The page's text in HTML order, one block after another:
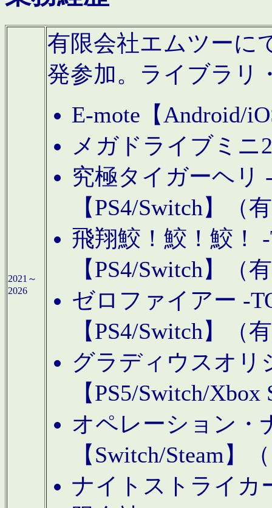
2021～
2026
有限会社エムツーに
発参加。ライブラリ
E-mote【Android/
メガドライブミニ
究極タイガーヘリ
【PS4/Switch】（
飛翔鮫！鮫！鮫！
【PS4/Switch】（
ゼロファイアー -
【PS4/Switch】（
グラディウスオリ
【PS5/Switch/
オペレーション・
【Switch/Steam】
ナイトストライカ